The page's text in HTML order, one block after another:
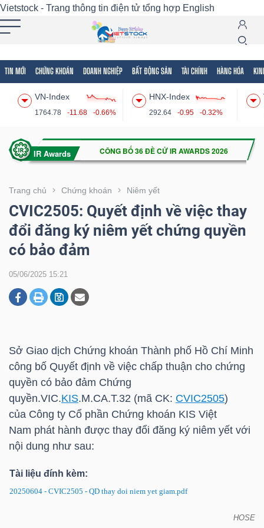
Vietstock - Trang thông tin điện tử tổng hợp English
TIN MỚI CHỨNG KHOÁN DOANH NGHIỆP BẤT ĐỘNG SẢN TÀI CHÍNH HÀNG HÓA
VN-Index
1764.78 -11.68 -0.66%
HNX-Index
292.64 -0.95 -0.32%
Trang chủ Chứng khoán Niêm yết
CVIC2505: Quyết định về việc thay
đổi đăng ký niêm yết chứng quyền
có bảo đảm
05/06/2025 15:21
Sở Giao dịch Chứng khoán Thành phố Hồ Chí Minh
công bố Quyết định về việc chấp thuận cho chứng
quyền có bảo đảm Chứng
quyền.VIC.KIS.M.CA.T.32 (mã CK: CVIC2505)
của Công ty Cổ phần Chứng khoán KIS Việt
Nam phát hành được thay đổi đăng ký niêm yết với
nội dung như sau:
Tài liệu đính kèm:
20250604 - CVIC2505 - QD thay doi niem yet giam.pdf
HOSE
Tất cả Tính năng Ngành Mã chứng khoán
Tính
(-)
VIETSTOCK
CHỨNG
KHOÁN
DOANH
BẤT
ĐỘNG
SẢN
CHÍNH